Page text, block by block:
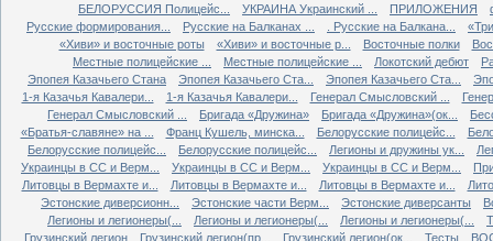
БЕЛОРУССИЯ Полицейс...
УКРАИНА Украинский ... ПРИЛОЖЕНИЯ
Русские формирования...
Русские на Балканах ... . Русские на Балкана...
«Хиви» и восточные роты
«Хиви» и восточные р... Восточные полки
Местные полицейские ...
Местные полицейские ... Локотский дебют
Эпопея Казачьего Стана
Эпопея Казачьего Ста... Эпопея Казачьего Ста...
1-я Казачья Кавалери...
1-я Казачья Кавалери... Генерал Смысловский ...
Генерал Смысловский ...
Бригада «Дружина» Бригада «Дружина»(ок...
«Братья-славяне» на ...
Франц Кушель, минска... Белорусские полицейс...
Белорусские полицейс...
Белорусские полицейс... Легионы и дружины ук...
Украинцы в СС и Верм...
Украинцы в СС и Верм... Украинцы в СС и Верм...
Литовцы в Вермахте и...
Литовцы в Вермахте и... Литовцы в Вермахте и...
Эстонские диверсионн...
Эстонские части Верм... Эстонские диверсанты
Легионы и легионеры(...
Легионы и легионеры(... Легионы и легионеры(...
Грузинский легион
Грузинский легион(пр... Грузинский легион(ок... Тесты